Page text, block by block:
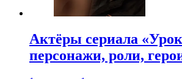
Актёры сериала
персонажи, роли,